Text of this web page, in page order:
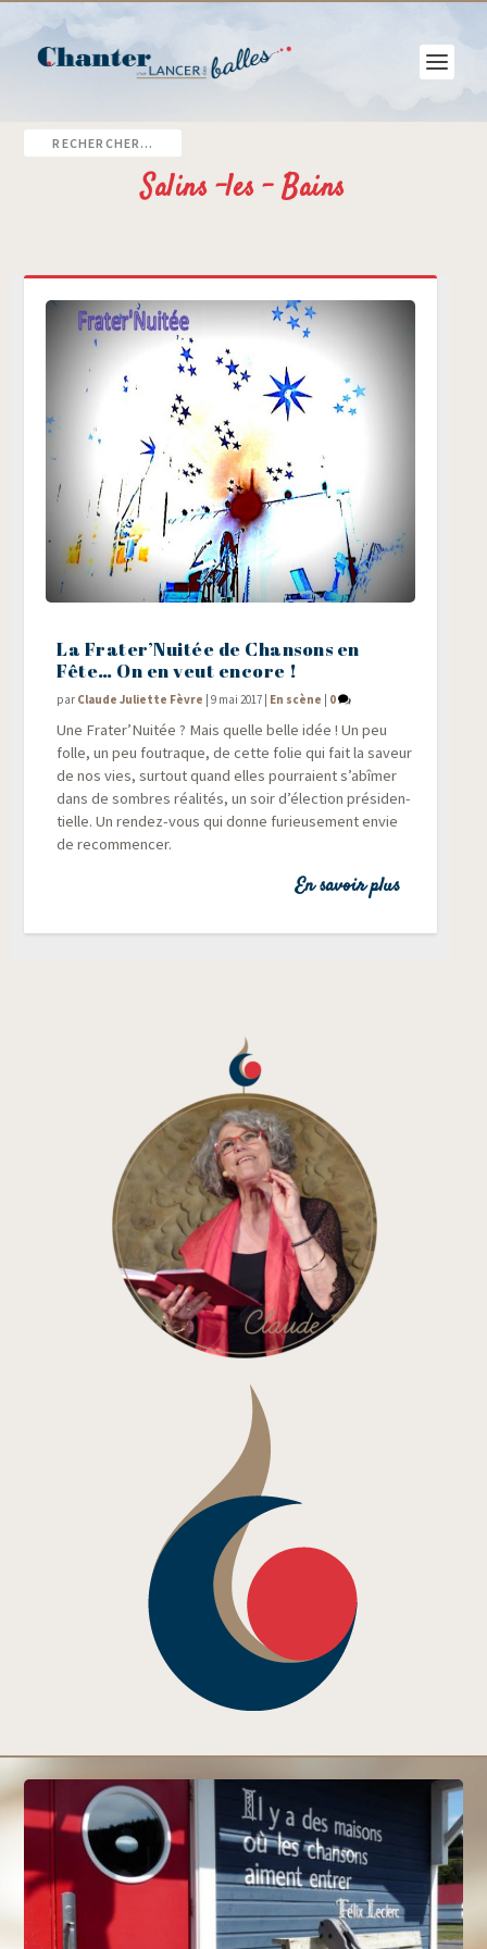
Salins -les - Bains
La Frater’Nuitée de Chansons en
Fête… On en veut encore !
par Claude Juliette Fèvre |9 mai 2017 | En scène | 0
Une Frater’Nuitée ? Mais quelle belle idée ! Un peu
folle, un peu fou­traque, de cette folie qui fait la saveur
de nos vies, sur­tout quand elles pour­raient s’abîmer
dans de sombres réa­li­tés, un soir d’élection pré­si­den­
tielle. Un ren­dez-vous qui donne furieu­se­ment envie
de recommencer.
En savoir plus